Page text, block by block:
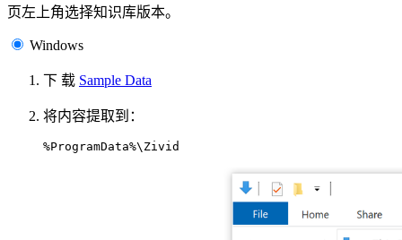
页左上角选择知识库版本。
Windows
下 载 Sample Data
将内容提取到：